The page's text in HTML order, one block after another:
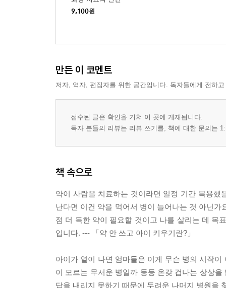
백신 설명서를 읽어보셨나요?
소화 상태를 알 수 있는 월령별 대변 판독 기준
건강보조식품 먹이기, 기준이 있어야 합니다
자연육아로 면역력을 기르는 것이 답입니다
치료보다는 예방에 관심을 가져야겠죠?
미생물과 일촌 맺기, 꼭 필요합니다
건강한 자연육아를 위한 대원칙
에필로그/ 여러분을 안아키로 초대합니다!
9,100원
만든 이 코멘트
저자, 역자, 편집자를 위한 공간입니다. 독자들에게 전하
접수된 글은 확인을 거쳐 이 곳에 게재됩니다.
독자 분들의 리뷰는 리뷰 쓰기를, 책에 대한 문의는
책 속으로
약이 사람을 치료하는 것이라면 일정 기간 복용
난다면 이건 약을 먹어서 병이 늘어나는 것 아닌
점 더 독한 약이 필요할 것이고 나를 살리는 데 목
입니다. --- 「약 안 쓰고 아이 키우기란?」
아이가 열이 나면 엄마들은 이게 무슨 병의 시작
이 모르는 무서운 병일까 등등 온갖 겁나는 상상
답을 내리지 못하기 때문에 두려운 나머지 병원을